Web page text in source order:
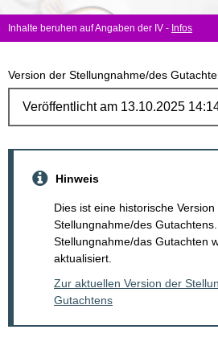
Inhalte beruhen auf Angaben der IV - Infos
Version der Stellungnahme/des
Hinweis
Dies ist eine historische Version
Stellungnahme/des
Stellungnahme/das Gutachten
aktualisiert.
Zur aktuellen Version der
Gutachtens